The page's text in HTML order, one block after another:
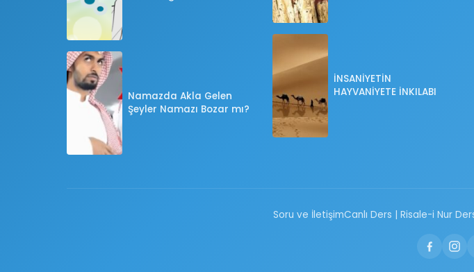
Namazda Akla Gelen
Şeyler Namazı Bozar mı?
İNSANİYETİN
HAYVANİYETE İNKILABI
Soru ve İletişimCanlı Ders | Risale-i Nur